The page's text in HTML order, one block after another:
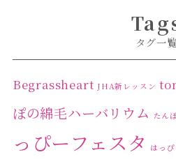
タグ一覧
Begrassheart JHA新レッスン
ぽの綿毛ハーバリウム たん
っぴーフェスタ
はっぴ